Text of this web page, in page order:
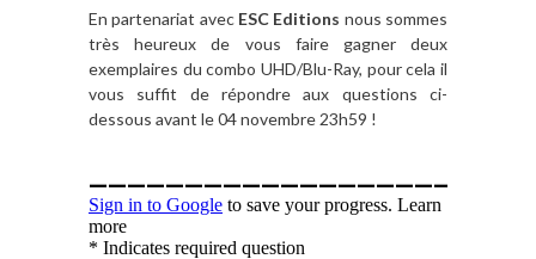
En partenariat avec ESC Editions nous sommes
très heureux de vous faire gagner deux
exemplaires du combo UHD/Blu-Ray, pour cela il
vous suffit de répondre aux questions ci-
dessous avant le 04 novembre 23h59 !